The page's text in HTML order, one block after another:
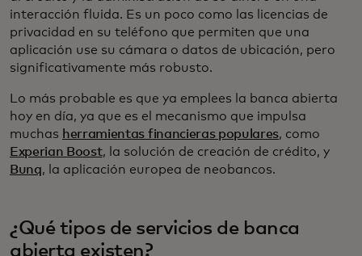
interacción fluida. Es un poco como las licencias de
privacidad en su teléfono que permiten que una
aplicación use su cámara o datos de ubicación, pero
significativamente más robusto.
Lo más probable es que ya emplees la banca abierta
hoy en día, ya que es el mecanismo que impulsa
muchas herramientas financieras populares, como
Experian Boost, la solución de creación de crédito, y
Bunq, la aplicación europea de neobancos.
¿Qué tipos de servicios de banca
abierta existen?